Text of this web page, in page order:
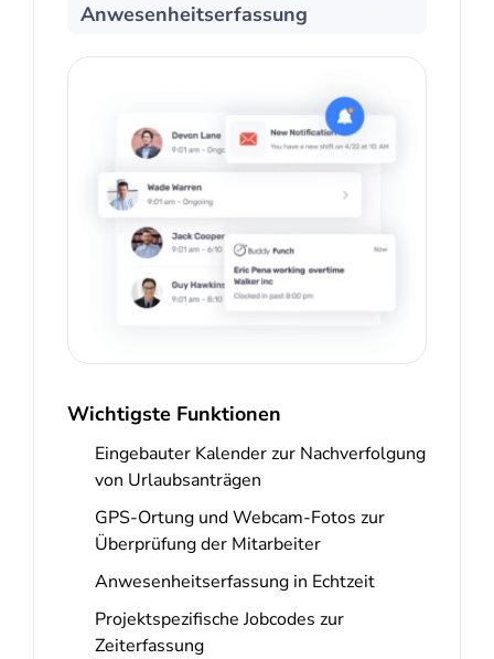
Anwesenheitserfassung
Wichtigste Funktionen
Eingebauter Kalender zur Nachverfolgung
von Urlaubsanträgen
GPS-Ortung und Webcam-Fotos zur
Überprüfung der Mitarbeiter
Anwesenheitserfassung in Echtzeit
Projektspezifische Jobcodes zur
Zeiterfassung